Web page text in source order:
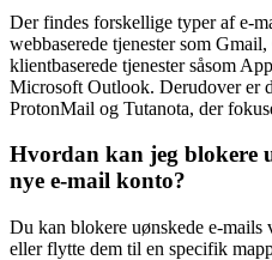
Der findes forskellige typer af e-
webbaserede tjenester som
klientbaserede tjenester såsom
Microsoft Outlook. Derudover er
ProtonMail og Tutanota, der
Hvordan kan jeg blokere
nye e-mail konto?
Du kan blokere uønskede e-mails
eller flytte dem til en specifik